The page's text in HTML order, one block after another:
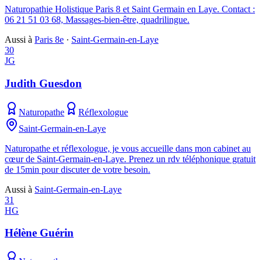
Naturopathie Holistique Paris 8 et Saint Germain en Laye. Contact :
06 21 51 03 68, Massages-bien-être, quadrilingue.
Aussi à Paris 8e · Saint-Germain-en-Laye
30
JG
Judith Guesdon
Naturopathe
Réflexologue
Saint-Germain-en-Laye
Naturopathe et réflexologue, je vous accueille dans mon cabinet au
cœur de Saint-Germain-en-Laye. Prenez un rdv téléphonique gratuit
de 15min pour discuter de votre besoin.
Aussi à Saint-Germain-en-Laye
31
HG
Hélène Guérin